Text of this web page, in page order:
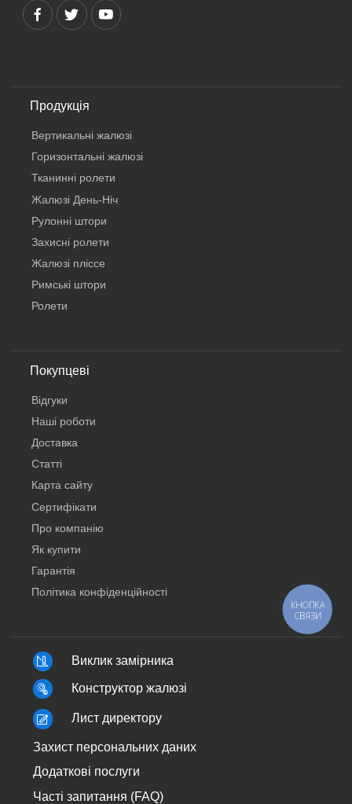
Продукція
Вертикальнi жалюзi
Горизонтальні жалюзі
Тканинні ролети
Жалюзі День-Ніч
Рулонні штори
Захисні ролети
Жалюзі пліссе
Римські штори
Ролети
Покупцеві
Відгуки
Наші роботи
Доставка
Статті
Карта сайту
Сертифікати
Про компанію
Як купити
Гарантія
Політика конфіденційності
Виклик замірника
Конструктор жалюзі
Лист директору
Захист персональних даних
Додаткові послуги
Часті запитання (FAQ)
КНОПКА
СВЯЗИ